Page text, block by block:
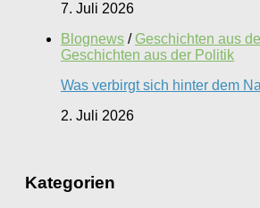
7. Juli 2026
Blognews / Geschichten aus
Geschichten aus der Politik
Was verbirgt sich hinter dem
2. Juli 2026
Kategorien